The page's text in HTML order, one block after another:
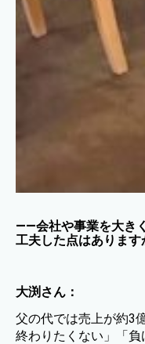
——会社や事業を大き
工夫した点はあります
大渕さん：
父の代では売上が約3
終わりたくない」「